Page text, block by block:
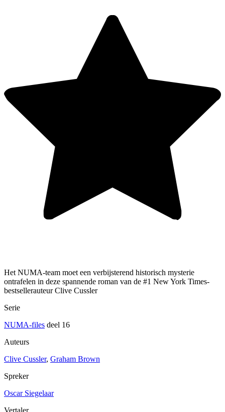
Het NUMA-team moet een verbijsterend historisch mysterie
ontrafelen in deze spannende roman van de #1 New York Times-
bestsellerauteur Clive Cussler
Serie
NUMA-files deel 16
Auteurs
Clive Cussler, Graham Brown
Spreker
Oscar Siegelaar
Vertaler